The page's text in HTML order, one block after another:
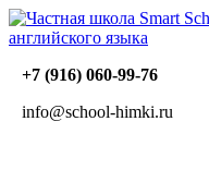
+7 (916) 060-99-76
info@school-himki.ru